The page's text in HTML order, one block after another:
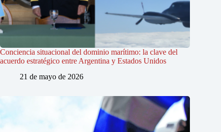
Conciencia situacional del dominio marítimo: la clave del
acuerdo estratégico entre Argentina y Estados Unidos
21 de mayo de 2026